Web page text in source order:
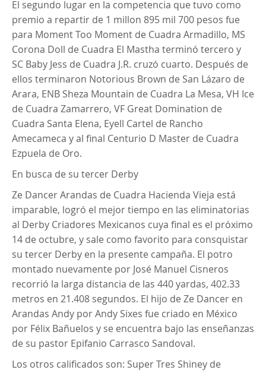
El segundo lugar en la competencia que tuvo como
premio a repartir de 1 millon 895 mil 700 pesos fue
para Moment Too Moment de Cuadra Armadillo, MS
Corona Doll de Cuadra El Mastha terminó tercero y
SC Baby Jess de Cuadra J.R. cruzó cuarto. Después de
ellos terminaron Notorious Brown de San Lázaro de
Arara, ENB Sheza Mountain de Cuadra La Mesa, VH Ice
de Cuadra Zamarrero, VF Great Domination de
Cuadra Santa Elena, Eyell Cartel de Rancho
Amecameca y al final Centurio D Master de Cuadra
Ezpuela de Oro.
En busca de su tercer Derby
Ze Dancer Arandas de Cuadra Hacienda Vieja está
imparable, logró el mejor tiempo en las eliminatorias
al Derby Criadores Mexicanos cuya final es el próximo
14 de octubre, y sale como favorito para consquistar
su tercer Derby en la presente campaña. El potro
montado nuevamente por José Manuel Cisneros
recorrió la larga distancia de las 440 yardas, 402.33
metros en 21.408 segundos. El hijo de Ze Dancer en
Arandas Andy por Andy Sixes fue criado en México
por Félix Bañuelos y se encuentra bajo las enseñanzas
de su pastor Epifanio Carrasco Sandoval.
Los otros calificados son: Super Tres Shiney de